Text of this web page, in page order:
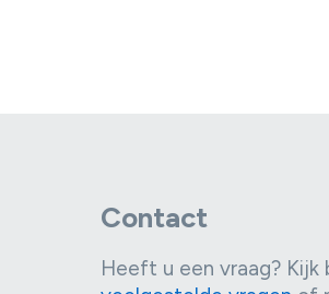
Contact
Heeft u een vraag? Kijk